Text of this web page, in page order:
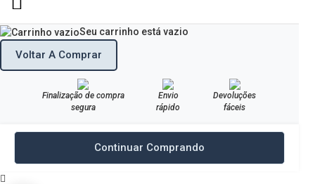
Seu carrinho está vazio
Voltar A Comprar
Finalização de compra
segura
Envio
rápido
Devoluções
fáceis
Continuar Comprando